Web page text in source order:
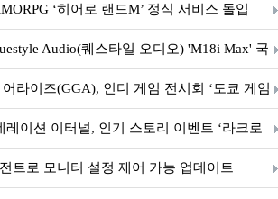
1TB ‘히어로 랜드M’ 정식 서비스 돌입
Audio(퀘스타일 오디오) 'M18i Max' 국
라이즈(GGA), 인디 게임 전시회 ‘도쿄 게임
레이션 이터널, 인기 스토리 이벤트 ‘라크로
풍성한 기념 이벤트 실시!
트로 모니터 설정 제어 가능 업데이트